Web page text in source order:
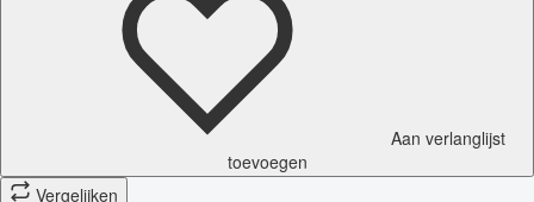
Aan verlanglijst
toevoegen
Vergelijken